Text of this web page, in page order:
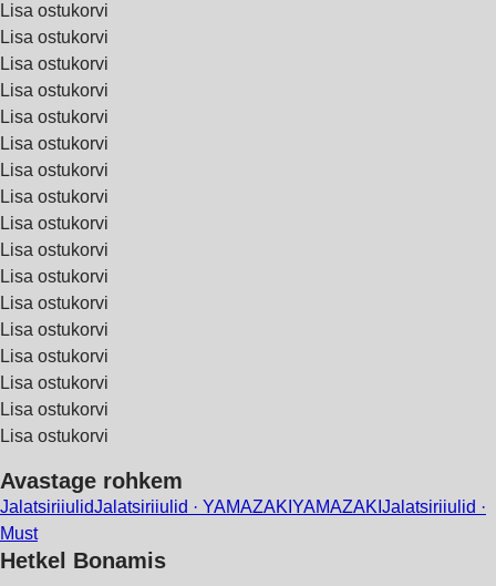
Lisa ostukorvi
Lisa ostukorvi
Lisa ostukorvi
Lisa ostukorvi
Lisa ostukorvi
Lisa ostukorvi
Lisa ostukorvi
Lisa ostukorvi
Lisa ostukorvi
Lisa ostukorvi
Lisa ostukorvi
Lisa ostukorvi
Lisa ostukorvi
Lisa ostukorvi
Lisa ostukorvi
Lisa ostukorvi
Lisa ostukorvi
Avastage rohkem
JalatsiriiulidJalatsiriiulid · YAMAZAKI YAMAZAKI Jalatsiriiulid ·
Must
Hetkel Bonamis